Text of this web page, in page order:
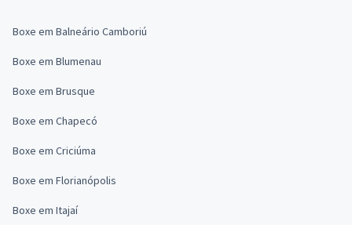
Boxe em Balneário Camboriú
Boxe em Blumenau
Boxe em Brusque
Boxe em Chapecó
Boxe em Criciúma
Boxe em Florianópolis
Boxe em Itajaí